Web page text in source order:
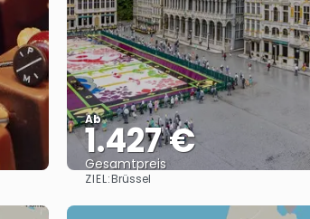
Ab
1.427 €
Gesamtpreis
ZIEL:Brüssel